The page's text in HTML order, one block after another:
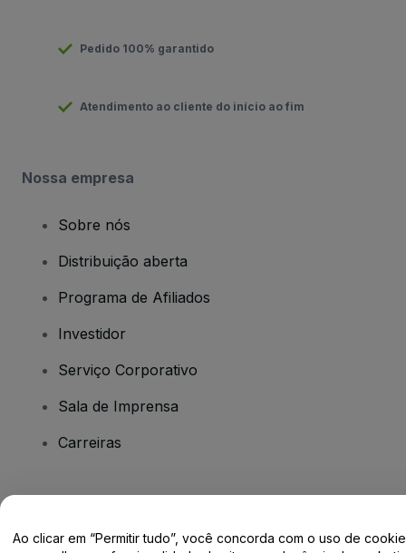
Pedido 100% garantido
Atendimento ao cliente do início ao fim
Nossa empresa
Sobre nós
Distribuição aberta
Programa de Afiliados
Investidor
Serviço Corporativo
Sala de Imprensa
Carreiras
Ao clicar em “Permitir tudo”, você concorda com o uso de